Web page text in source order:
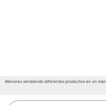
Menores vendiendo diferentes productos en un